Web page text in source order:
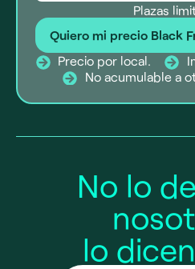
Plazas
Quiero mi precio Black
Precio por local.
No acumulable a
No lo
lo